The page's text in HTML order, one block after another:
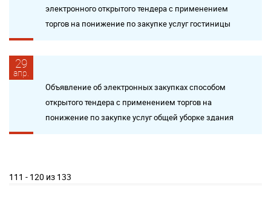
электронного открытого тендера с применением
торгов на понижение по закупке услуг гостиницы
29
апр.
Объявление об электронных закупках способом
открытого тендера с применением торгов на
понижение по закупке услуг общей уборке здания
111 - 120 из 133